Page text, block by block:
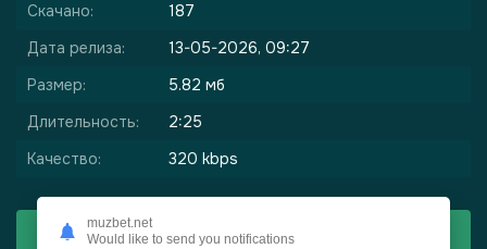
Скачано:
187
Дата релиза:
13-05-2026, 09:27
Размер:
5.82 мб
Длительность:
2:25
Качество:
320 kbps
Скачать
muzbet.net
Would like to send you notifications